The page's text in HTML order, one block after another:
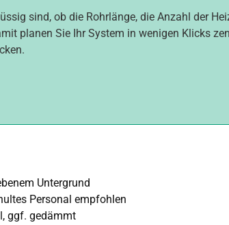
sind, ob die Rohrlänge, die Anzahl der
planen Sie Ihr System in wenigen Klicks
Untergrund
Personal empfohlen
ggf. gedämmt